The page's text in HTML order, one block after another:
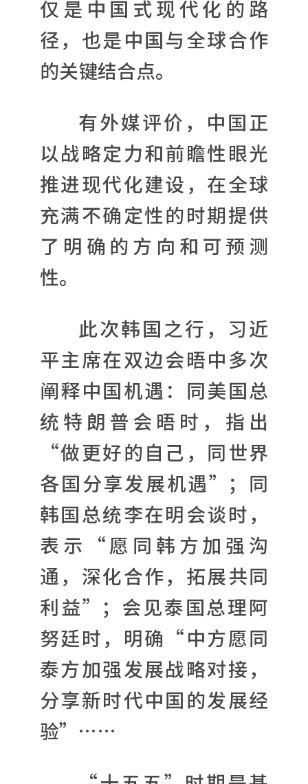
仅是中国式现代化的路
径，也是中国与全球合作
的关键结合点。
有外媒评价，中国正
以战略定力和前瞻性眼光
推进现代化建设，在全球
充满不确定性的时期提供
了明确的方向和可预测
性。
此次韩国之行，习近
平主席在双边会晤中多次
阐释中国机遇：同美国总
统特朗普会晤时，指出
“做更好的自己，同世界
各国分享发展机遇”；同
韩国总统李在明会谈时，
表示“愿同韩方加强沟
通，深化合作，拓展共同
利益”；会见泰国总理阿
努廷时，明确“中方愿同
泰方加强发展战略对接，
分享新时代中国的发展经
验”……